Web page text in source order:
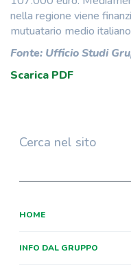
nella regione viene
mutuatario medio
Fonte: Ufficio Studi
Scarica PDF
Cerca nel sito
HOME
INFO DAL GRUPPO